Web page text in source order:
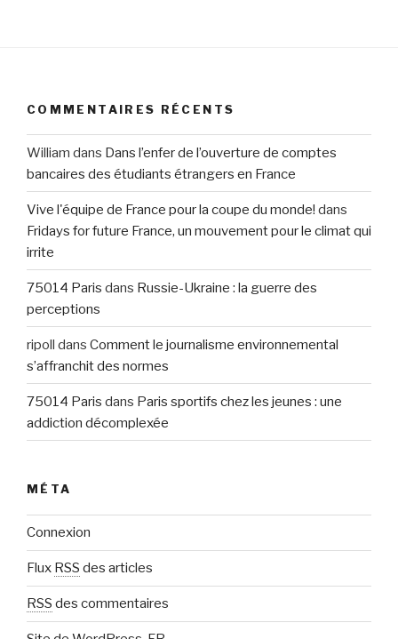
COMMENTAIRES RÉCENTS
William dans Dans l’enfer de l’ouverture de comptes
bancaires des étudiants étrangers en France
Vive l'équipe de France pour la coupe du monde! dans
Fridays for future France, un mouvement pour le climat qui
irrite
75014 Paris dans Russie-Ukraine : la guerre des
perceptions
ripoll dans Comment le journalisme environnemental
s’affranchit des normes
75014 Paris dans Paris sportifs chez les jeunes : une
addiction décomplexée
MÉTA
Connexion
Flux RSS des articles
RSS des commentaires